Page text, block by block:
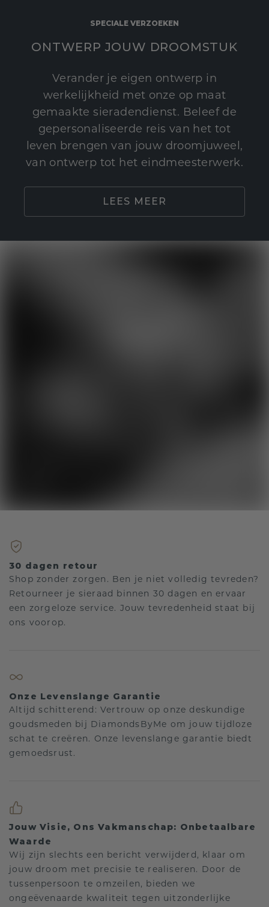
SPECIALE VERZOEKEN
ONTWERP JOUW DROOMSTUK
Verander je eigen ontwerp in
werkelijkheid met onze op maat
gemaakte sieradendienst. Beleef de
gepersonaliseerde reis van het tot
leven brengen van jouw droomjuweel,
van ontwerp tot het eindmeesterwerk.
LEES MEER
30 dagen retour
Shop zonder zorgen. Ben je niet volledig tevreden?
Retourneer je sieraad binnen 30 dagen en ervaar
een zorgeloze service. Jouw tevredenheid staat bij
ons voorop.
Onze Levenslange Garantie
Altijd schitterend: Vertrouw op onze deskundige
goudsmeden bij DiamondsByMe om jouw tijdloze
schat te creëren. Onze levenslange garantie biedt
gemoedsrust.
Jouw Visie, Ons Vakmanschap: Onbetaalbare
Waarde
Wij zijn slechts een bericht verwijderd, klaar om
jouw droom met precisie te realiseren. Door de
tussenpersoon te omzeilen, bieden we
ongeëvenaarde kwaliteit tegen uitzonderlijke